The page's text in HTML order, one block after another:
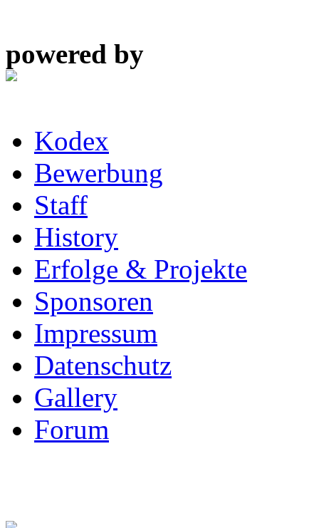
powered by
Kodex
Bewerbung
Staff
History
Erfolge & Projekte
Sponsoren
Impressum
Datenschutz
Gallery
Forum